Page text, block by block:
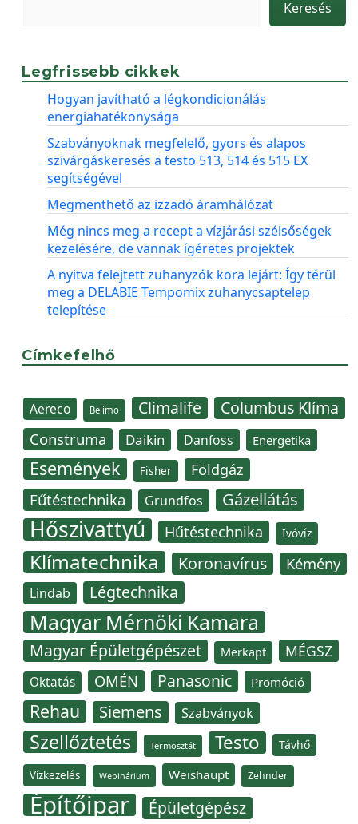
Keresés
Legfrissebb cikkek
Hogyan javítható a légkondicionálás
energiahatékonysága
Szabványoknak megfelelő, gyors és alapos
szivárgáskeresés a testo 513, 514 és 515 EX
segítségével
Megmenthető az izzadó áramhálózat
Még nincs meg a recept a vízjárási szélsőségek
kezelésére, de vannak ígéretes projektek
A nyitva felejtett zuhanyzók kora lejárt: Így térül
meg a DELABIE Tempomix zuhanycsaptelep
telepítése
Címkefelhő
Aereco Belimo Climalife Columbus Klíma
Construma Daikin Danfoss Energetika
Események Fisher Földgáz
Fűtéstechnika Grundfos Gázellátás
Hőszivattyú Hűtéstechnika Ivóvíz
Klímatechnika Koronavírus Kémény
Lindab Légtechnika
Magyar Mérnöki Kamara
Magyar Épületgépészet Merkapt MÉGSZ
Oktatás OMÉN Panasonic Promóció
Rehau Siemens Szabványok
Szellőztetés Termosztát Testo Távhő
Vízkezelés Webinárium Weishaupt Zehnder
Építőipar Épületgépész